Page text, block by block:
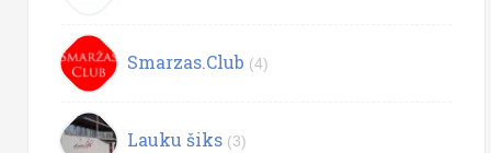
Smarzas.Club (4)
Lauku šiks (3)